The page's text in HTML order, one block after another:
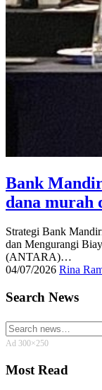
Bank
dana murah
Strategi Bank
dan Mengurangi
(ANTARA)…
04/07/2026 Rina
Search News
Search
for:
Ad 300×250
Most Read